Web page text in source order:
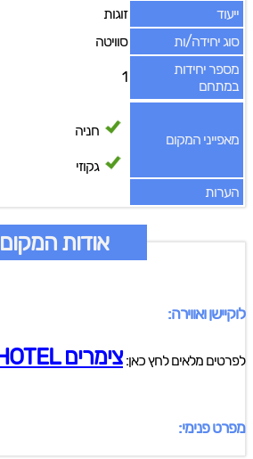
ייעוד
זוגות
סוג יחידה/ות
סוויטה
מספר יחידות
במתחם
1
מאפייני המקום
חניה
גקוזי
הערות
אודות המקום
לוקיישן ואווירה:
לפרטים מלאים לחץ כאן:צימרים HOTEL מאליבו
מפרט פנימי: